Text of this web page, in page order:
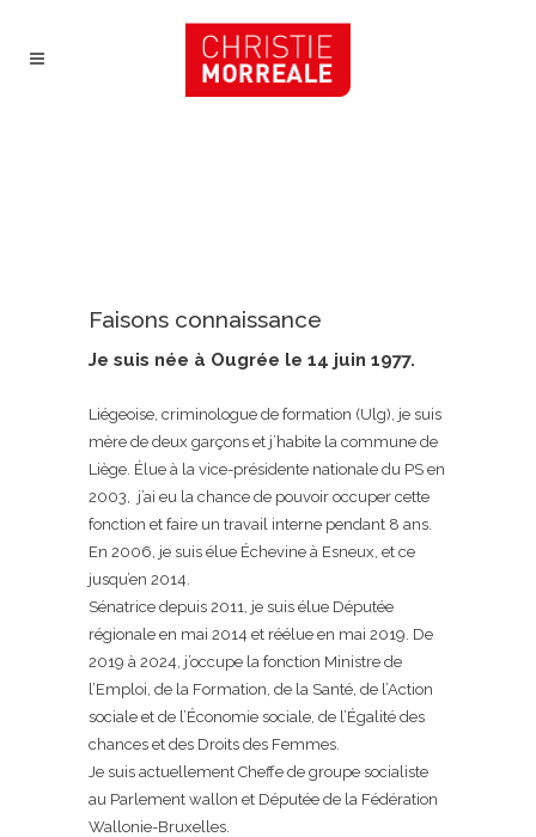
Faisons connaissance
Je suis née à Ougrée le 14 juin 1977.
Liégeoise, criminologue de formation (Ulg), je suis
mère de deux garçons et j’habite la commune de
Liège. Élue à la vice-présidente nationale du PS en
2003, j’ai eu la chance de pouvoir occuper cette
fonction et faire un travail interne pendant 8 ans.
En 2006, je suis élue Échevine à Esneux, et ce
jusqu’en 2014.
Sénatrice depuis 2011, je suis élue Députée
régionale en mai 2014 et réélue en mai 2019. De
2019 à 2024, j’occupe la fonction Ministre de
l’Emploi, de la Formation, de la Santé, de l’Action
sociale et de l’Économie sociale, de l’Égalité des
chances et des Droits des Femmes.
Je suis actuellement Cheffe de groupe socialiste
au Parlement wallon et Députée de la Fédération
Wallonie-Bruxelles.